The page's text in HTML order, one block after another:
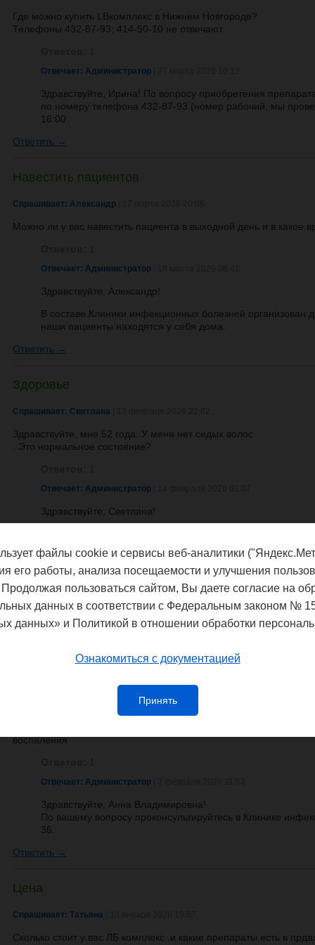
Где можно купить LBкомплекс в Нижнем Новгороде?
Телефоны 432-87-93, 414-50-10 не отвечают
Отвечает: Администратор
Здравствуйте, Ирина! По вопросу приобретения
по номеру телефона 432-87-93 (номер рабочий, мы
16:00.
Ответить →
Навестить пациентов
Спрашивает: Александр
Можно ли у вас навестить пациента в выходной день и в какое
Отвечает: Администратор
Здравствуйте, Александр!
В составе Клиники инфекционных болезней организован
наши пациенты находятся у себя дома.
Ответить →
Здоровье
Спрашивает: Светлана
Здравствуйте, мне 52 года. У меня нет седых волос
. Это нормальное состояние?
Отвечает: Администратор
Здравствуйте, Светлана!
наследственность”.
Если отсутствие седины не сопровождается другими
тахикардия, появления белых пятен на волосах), то Вам
Ответить →
Спрашивает: Анна Владимировна| 3 февраля 2026 11:51
здравствуйте помогите пожалуйста дочь теряет зрения уже
микрохирургии глаз имени Федорова . в глазах образуется
можем найти проходили анализы ревматолога , делали мрт .
воспаления
Отвечает: Администратор
Здравствуйте, Анна Владимировна!
По вашему вопросу проконсультируйтесь в Клинике
36.
Ответить →
Цена
Спрашивает: Татьяна
Сколько стоит у вас ЛБ комплекс .и какие препараты есть в
файлы cookie и сервисы веб-аналитики
его работы, анализа посещаемости и улучшения
пользоваться сайтом, Вы даете согласие на
данных в соответствии с Федеральным законом №
данных» и Политикой в отношении обработки
Ознакомиться с документацией
Принять